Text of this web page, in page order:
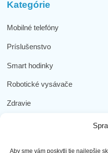
Aby sme vám poskytli tie najlepšie
Kategórie
Mobilné telefóny
Príslušenstvo
Smart hodinky
Robotické vysávače
Zdravie